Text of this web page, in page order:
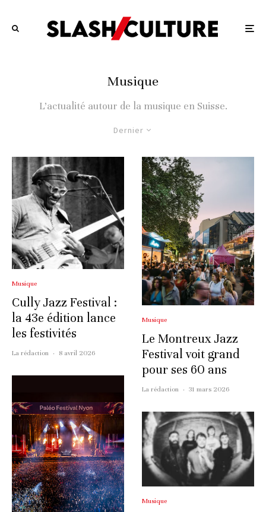
Musique
L’actualité autour de la musique en Suisse.
Dernier
Musique
Cully Jazz Festival :
la 43e édition lance
les festivités
La rédaction · 8 avril 2026
Musique
Le Montreux Jazz
Festival voit grand
pour ses 60 ans
La rédaction · 31 mars 2026
Musique